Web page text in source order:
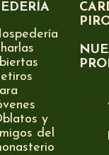
y
del